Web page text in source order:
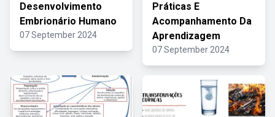
Desenvolvimento
Embrionário Humano
07 September 2024
Práticas E
Acompanhamento Da
Aprendizagem
07 September 2024